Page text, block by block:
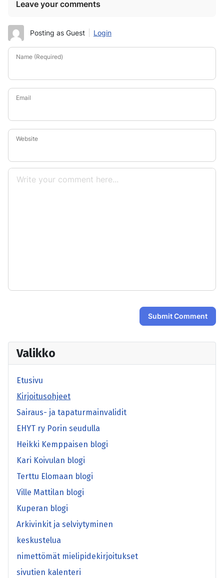
Leave your comments
Posting as Guest Login
Name (Required)
Email
Website
Submit Comment
Valikko
Etusivu
Kirjoitusohjeet
Sairaus- ja tapaturmainvalidit
EHYT ry Porin seudulla
Heikki Kemppaisen blogi
Kari Koivulan blogi
Terttu Elomaan blogi
Ville Mattilan blogi
Kuperan blogi
Arkivinkit ja selviytyminen
keskustelua
nimettömät mielipidekirjoitukset
sivutien kalenteri